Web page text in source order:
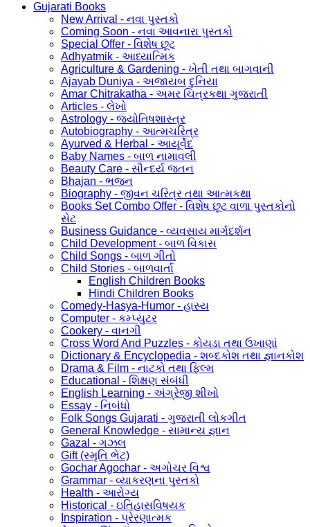
Gujarati Books
New Arrival - નવા પુસ્તકો
Coming Soon - નવા આવનારા પુસ્તકો
Special Offer - વિશેષ છૂટ
Adhyatmik - આધ્યાત્મિક
Agriculture & Gardening - ખેતી તથા બાગવાની
Ajayab Duniya - અજાયબ દુનિયા
Amar Chitrakatha - અમર ચિત્રકથા ગુજરાતી
Articles - લેખો
Astrology - જ્યોતિષશાસ્ત્ર
Autobiography - આત્મચરિત્ર
Ayurved & Herbal - આયૂર્વેદ
Baby Names - બાળ નામાવલી
Beauty Care - સૌન્દર્ય જતન
Bhajan - ભજન
Biography - જીવન ચરિત્ર તથા આત્મકથા
Books Set Combo Offer - વિશેષ છૂટ વાળા પુસ્તકોનો
સેટ
Business Guidance - વ્યવસાય માર્ગદર્શન
Child Development - બાળ વિકાસ
Child Songs - બાળ ગીતો
Child Stories - બાળવાર્તા
English Children Books
Hindi Children Books
Comedy-Hasya-Humor - હાસ્ય
Computer - કમ્પ્યુટર
Cookery - વાનગી
Cross Word And Puzzles - કોયડા તથા ઉખાણાં
Dictionary & Encyclopedia - શબ્દકોશ તથા જ્ઞાનકોશ
Drama & Film - નાટકો તથા ફિલ્મ
Educational - શિક્ષણ સંબંધી
English Learning - અંગ્રેજી શીખો
Essay - નિબંધો
Folk Songs Gujarati - ગુજરાતી લોકગીત
General Knowledge - સામાન્ય જ્ઞાન
Gazal - ગઝલ
Gift (સ્મૃતિ ભેટ)
Gochar Agochar - અગોચર વિશ્વ
Grammar - વ્યાકરણના પુસ્તકો
Health - આરોગ્ય
Historical - ઇતિહાસવિષયક
Inspiration - પ્રેરણાત્મક